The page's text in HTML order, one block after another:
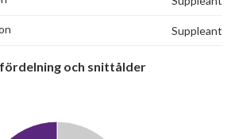
Suppleant
och snittålder